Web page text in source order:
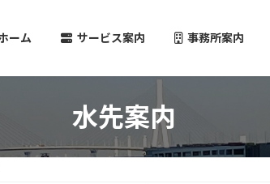
ーム サービス案内 事務所案内
水先案内